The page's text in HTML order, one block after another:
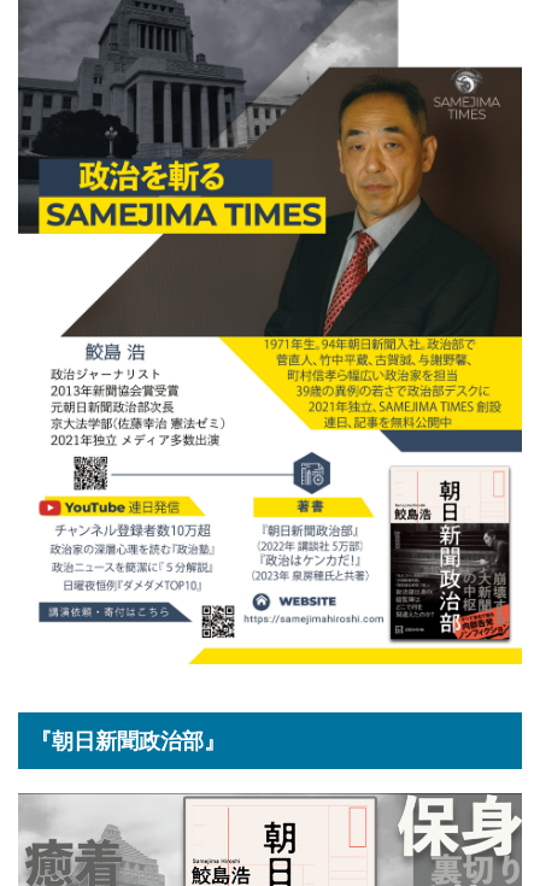
『朝日新聞政治部』